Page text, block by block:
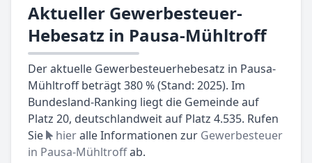
Aktueller Gewerbesteuer-
Hebesatz in Pausa-Mühltroff
Der aktuelle Gewerbesteuerhebesatz in Pausa-
Mühltroff beträgt 380 % (Stand: 2025). Im
Bundesland-Ranking liegt die Gemeinde auf
Platz 20, deutschlandweit auf Platz 4.535. Rufen
Sie
hieralle Informationen zur Gewerbesteuer
in Pausa-Mühltroffab.